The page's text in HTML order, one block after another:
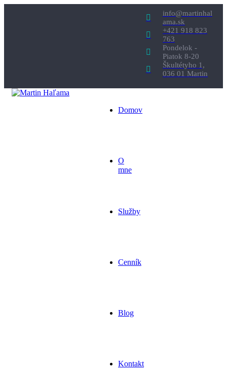
info@martinhal
ama.sk
+421 918 823
763
Pondelok -
Piatok 8-20
Škultétyho 1,
036 01 Martin
Domov
O
mne
Služby
Cenník
Blog
Kontakt